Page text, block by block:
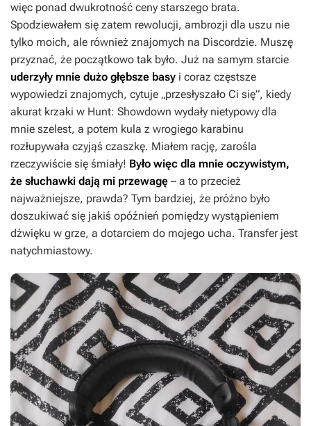
więc ponad dwukrotność ceny starszego brata.
Spodziewałem się zatem rewolucji, ambrozji dla uszu nie
tylko moich, ale również znajomych na Discordzie. Muszę
przyznać, że początkowo tak było. Już na samym starcie
uderzyły mnie dużo głębsze basy i coraz częstsze
wypowiedzi znajomych, cytuje „przesłyszało Ci się”, kiedy
akurat krzaki w Hunt: Showdown wydały nietypowy dla
mnie szelest, a potem kula z wrogiego karabinu
rozłupywała czyjąś czaszkę. Miałem rację, zarośla
rzeczywiście się śmiały! Było więc dla mnie oczywistym,
że słuchawki dają mi przewagę – a to przecież
najważniejsze, prawda? Tym bardziej, że próżno było
doszukiwać się jakiś opóźnień pomiędzy wystąpieniem
dźwięku w grze, a dotarciem do mojego ucha. Transfer jest
natychmiastowy.